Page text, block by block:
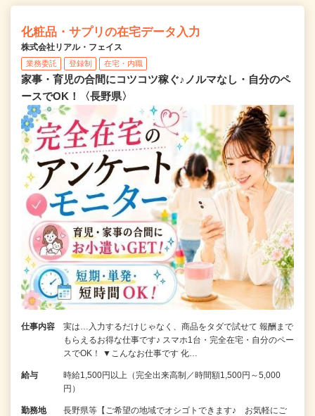
化粧品・サプリの在宅データ入力
株式会社リアル・フェイス
業務委託 登録制 在宅・内職
家事・育児の合間にコツコツ稼ぐ♪ノルマなし・自分のペ
ースでOK！〈長野県〉
仕事内容
実は…入力するだけじゃなく、商品をタダで試せて 報酬まで
もらえるお得な仕事です♪ スマホ1台・完全在宅・自分のペー
スでOK！ ▼こんなお仕事です 化…
給与
時給1,500円以上（完全出来高制／時間額1,500円～5,000
円）
勤務地
長野県等【ご希望の地域でオシゴトできます♪ お気軽にご